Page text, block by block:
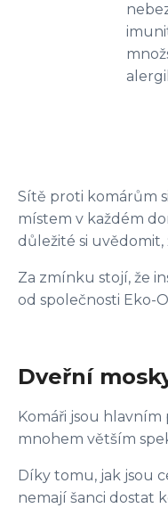
Sítě proti komárům
místem v každém
důležité si
Za zmínku stojí, že
od společnosti Eko-
Dveřní
Komáři jsou
mnohem větším
Díky tomu, jak jsou
nemají šanci dostat